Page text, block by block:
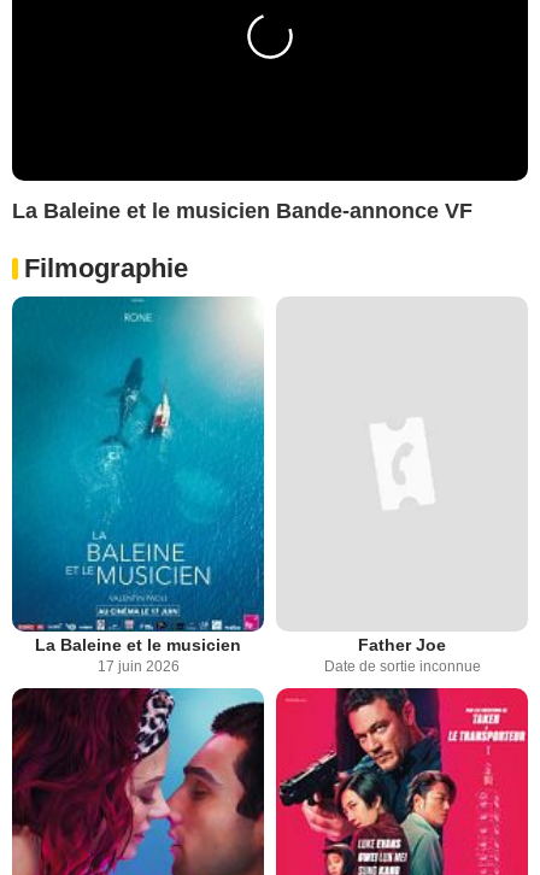
La Baleine et le musicien Bande-annonce VF
Filmographie
La Baleine et le musicien
17 juin 2026
Father Joe
Date de sortie inconnue